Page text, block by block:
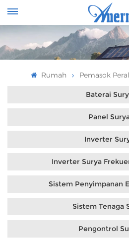
Rumah Pemasok
Baterai
Panel
Inverter
Inverter Surya
Sistem Penyimpanan
Sistem Tenaga
Pengontrol